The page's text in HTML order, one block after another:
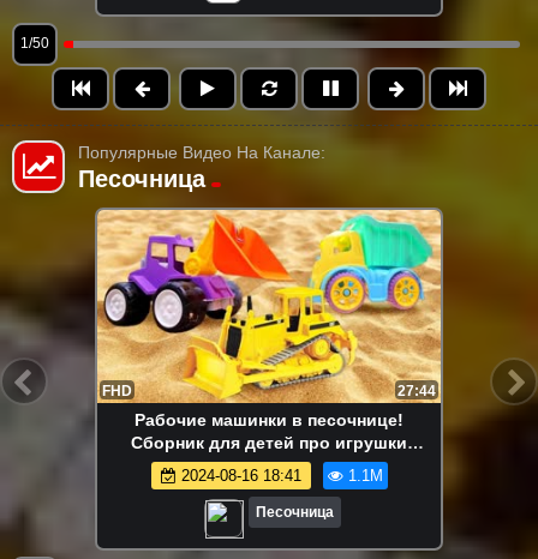
1/50
Популярные Видео На Канале:
Песочница
FHD 13:58
Маша Капуки Кануки и игрушки в
песочнице — Развивающее видео для
самых маленьких
2024-08-16 18:41 1.1M
Песочница